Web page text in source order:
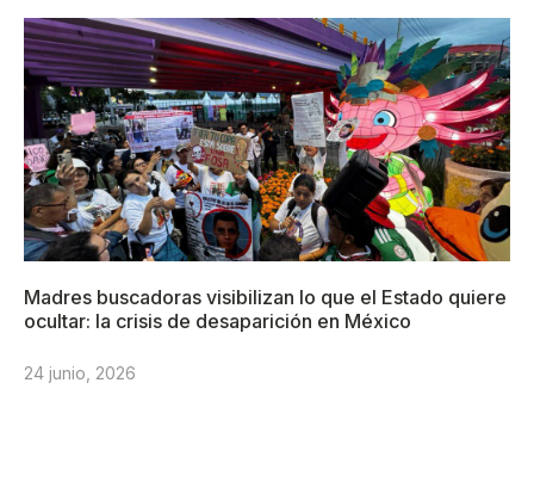
Madres buscadoras visibilizan lo que el Estado quiere
ocultar: la crisis de desaparición en México
24 junio, 2026